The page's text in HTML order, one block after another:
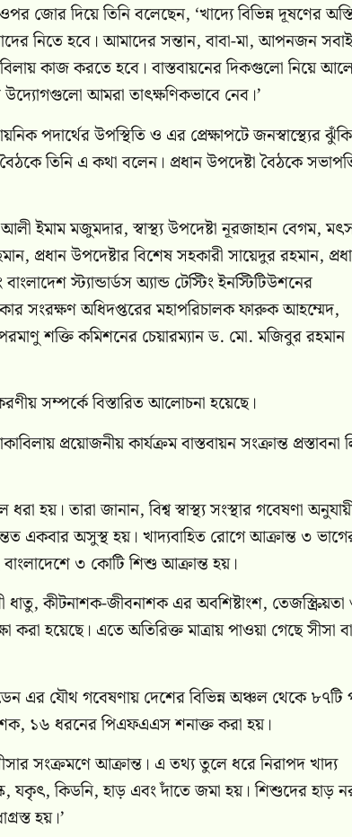
জোর দিয়ে তিনি বলেছেন, ‘খাদ্যে বিভিন্ন দূষণের
নিতে হবে। আমাদের সন্তান, বাবা-মা, আপনজন
কাজ করতে হবে। বাস্তবায়নের দিকগুলো নিয়ে
আমরা তাৎক্ষণিকভাবে নেব।’
পদার্থের উপস্থিতি ও এর প্রেক্ষাপটে জনস্বাস্থ্যের ঝুঁকি
তিনি এ কথা বলেন। প্রধান উপদেষ্টা বৈঠকে
ইমাম মজুমদার, স্বাস্থ্য উপদেষ্টা নূরজাহান বেগম,
প্রধান উপদেষ্টার বিশেষ সহকারী সায়েদুর রহমান,
স্ট্যান্ডার্ডস অ্যান্ড টেস্টিং ইনস্টিটিউশনের
সংরক্ষণ অধিদপ্তরের মহাপরিচালক ফারুক আহম্মেদ,
শক্তি কমিশনের চেয়ারম্যান ড. মো. মজিবুর রহমান
সম্পর্কে বিস্তারিত আলোচনা হয়েছে।
প্রয়োজনীয় কার্যক্রম বাস্তবায়ন সংক্রান্ত প্রস্তাবনা
হয়। তারা জানান, বিশ্ব স্বাস্থ্য সংস্থার গবেষণা
একবার অসুস্থ হয়। খাদ্যবাহিত রোগে আক্রান্ত ৩
৩ কোটি শিশু আক্রান্ত হয়।
ধাতু, কীটনাশক-জীবনাশক এর অবশিষ্টাংশ,
হয়েছে। এতে অতিরিক্ত মাত্রায় পাওয়া গেছে সীসা
এর যৌথ গবেষণায় দেশের বিভিন্ন অঞ্চল থেকে ৮৭টি
১৬ ধরনের পিএফএএস শনাক্ত করা হয়।
সংক্রমণে আক্রান্ত। এ তথ্য তুলে ধরে নিরাপদ খাদ্য
যকৃৎ, কিডনি, হাড় এবং দাঁতে জমা হয়। শিশুদের হাড়
হয়।’